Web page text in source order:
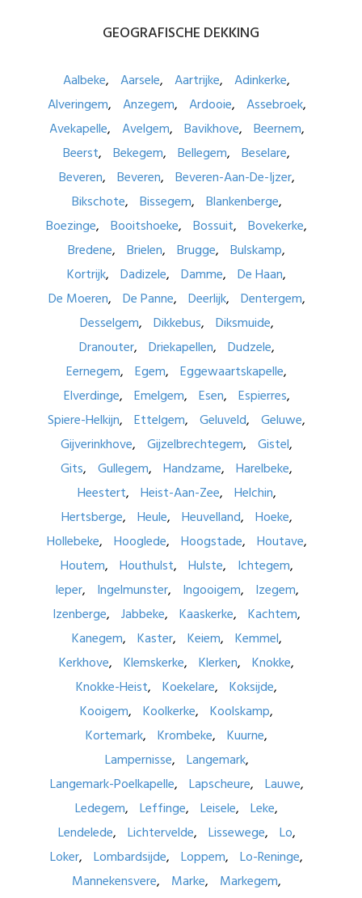
GEOGRAFISCHE DEKKING
Aalbeke Aarsele Aartrijke
Adinkerke
Alveringem
Anzegem Ardooie
Assebroek
Avekapelle
Avelgem Bavikhove
Beernem
Beerst
Bekegem Bellegem
Beselare
Beveren
Beveren
Beveren-Aan-De-Ijzer
Bikschote
Bissegem
Blankenberge
Boezinge
Booitshoeke Bossuit
Bovekerke
Bredene
Brielen Brugge
Bulskamp
Kortrijk
Dadizele Damme
De Haan
De Moeren
De Panne Deerlijk
Dentergem
Desselgem
Dikkebus
Diksmuide
Dranouter
Driekapellen
Dudzele
Eernegem
Egem
Eggewaartskapelle
Elverdinge
Emelgem Esen
Espierres
Spiere-Helkijn
Ettelgem Geluveld
Geluwe
Gijverinkhove
Gijzelbrechtegem
Gistel
Gits
Gullegem Handzame
Harelbeke
Heestert
Heist-Aan-Zee
Helchin
Hertsberge
Heule Heuvelland
Hoeke
Hollebeke
Hooglede Hoogstade
Houtave
Houtem
Houthulst Hulste
Ichtegem
Ieper
Ingelmunster Ingooigem
Izegem
Izenberge
Jabbeke Kaaskerke
Kachtem
Kanegem
Kaster Keiem
Kemmel
Kerkhove
Klemskerke Klerken
Knokke
Knokke-Heist
Koekelare
Koksijde
Kooigem
Koolkerke
Koolskamp
Kortemark
Krombeke
Kuurne
Lampernisse
Langemark
Langemark-Poelkapelle
Lapscheure
Lauwe
Ledegem
Leffinge Leisele
Leke
Lendelede
Lichtervelde Lissewege
Lo
Loker
Lombardsijde Loppem
Lo-Reninge
Mannekensvere
Marke
Markegem